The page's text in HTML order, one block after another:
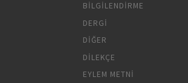
BILGILENDIRME
DERGI
DIĞER
DILEKÇE
EYLEM METNI